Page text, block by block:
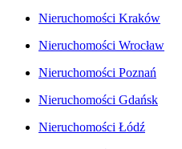
Nieruchomości Kraków
Nieruchomości Wrocław
Nieruchomości Poznań
Nieruchomości Gdańsk
Nieruchomości Łódź